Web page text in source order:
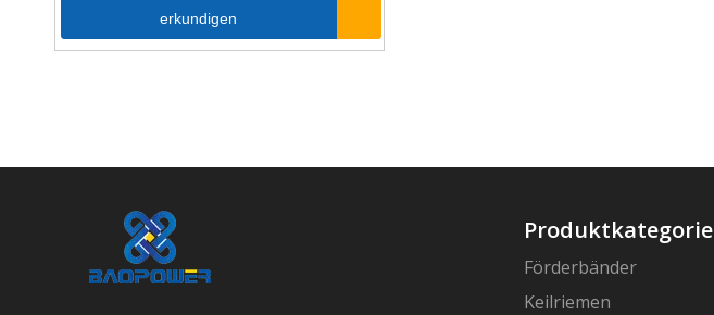
erkundigen
Produktkategorie
Förderbänder
Keilriemen